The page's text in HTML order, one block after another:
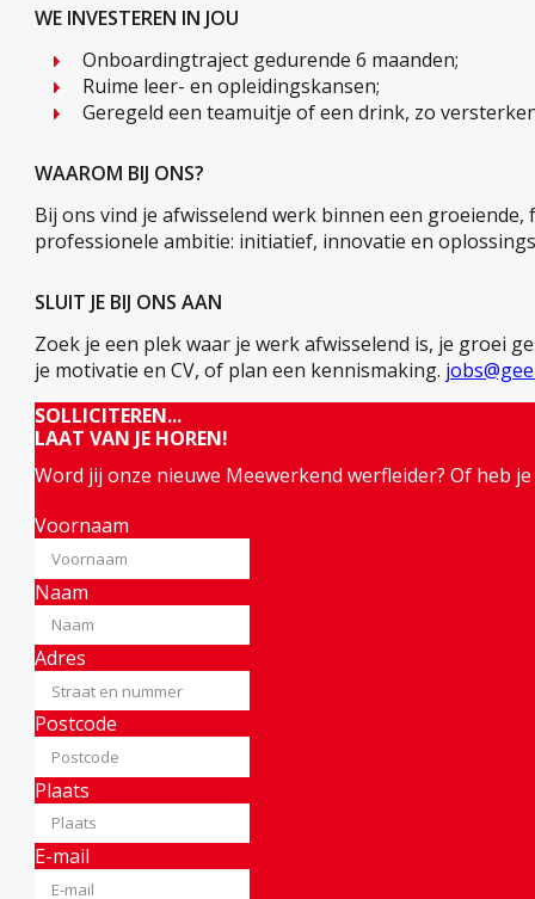
WE INVESTEREN IN JOU
Onboardingtraject gedurende 6 maanden;
Ruime leer- en opleidingskansen;
Geregeld een teamuitje of een drink, zo
WAAROM BIJ ONS?
Bij ons vind je afwisselend werk binnen een
professionele ambitie: initiatief, innovatie en
SLUIT JE BIJ ONS AAN
Zoek je een plek waar je werk afwisselend is, je groei
je motivatie en CV, of plan een kennismaking.
SOLLICITEREN...
LAAT VAN JE HOREN!
Word jij onze nieuwe Meewerkend werfleider? Of heb
Voornaam
Naam
Adres
Postcode
Plaats
E-mail